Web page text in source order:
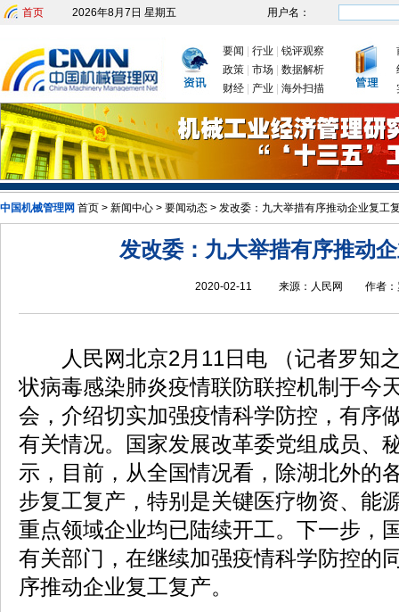
首页 2026年8月7日 星期五 用户名：
要闻 行业
锐评观察
政策
市场
数据解析
财经
产业 海外扫描
中国机械管理网 首页 > 新闻中心 > 要闻动态 > 发改委：九大举措有序推动企业复工
发改委：九大举措有序推动企业复工复产 新年首次国务院常务会议为
发改委：九大举措有序推动
2020-02-11 来源： 人民网 作者：
人民网北京2月11日电 （记者罗知
状病毒感染肺炎疫情联防联控机制于今
会，介绍切实加强疫情科学防控，有序
有关情况。国家发展改革委党组成员、
示，目前，从全国情况看，除湖北外的
步复工复产，特别是关键医疗物资、能
重点领域企业均已陆续开工。下一步，
有关部门，在继续加强疫情科学防控的
序推动企业复工复产。